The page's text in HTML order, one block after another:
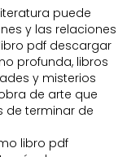
puede
y las relaciones
pdf descargar
profunda, libros
y misterios
de arte que
de terminar de
libro pdf